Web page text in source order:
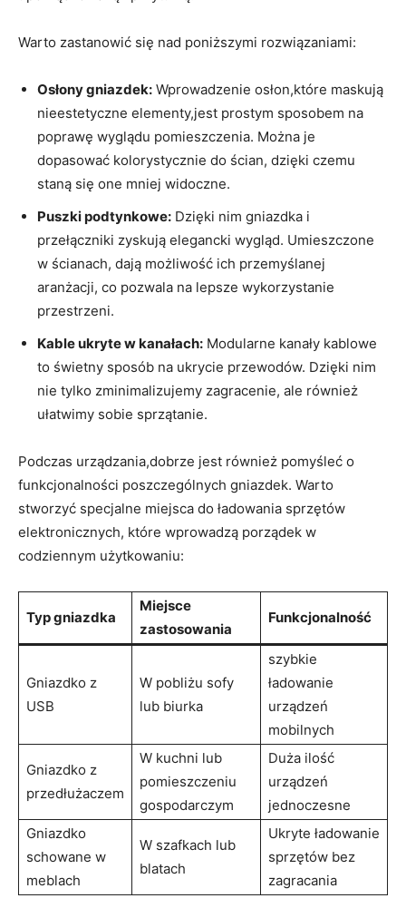
Warto zastanowić się nad poniższymi⁢ rozwiązaniami:
Osłony gniazdek: Wprowadzenie osłon,które maskują
nieestetyczne⁣ elementy,jest prostym⁢ sposobem na‍
poprawę wyglądu pomieszczenia. ⁣Można je
dopasować ⁢kolorystycznie do ścian, dzięki czemu‍
staną się one mniej widoczne.
Puszki ​podtynkowe: Dzięki nim gniazdka i
przełączniki zyskują elegancki wygląd. Umieszczone
‌w ⁢ścianach, dają możliwość ich⁤ przemyślanej
aranżacji, co pozwala na lepsze wykorzystanie
przestrzeni.
Kable ​ukryte ⁣w kanałach: Modularne kanały kablowe
to świetny sposób na ‌ukrycie przewodów. ‍Dzięki ‌nim
nie tylko ‌zminimalizujemy zagracenie, ⁣ale również
ułatwimy sobie sprzątanie.
Podczas urządzania,dobrze jest również pomyśleć o
funkcjonalności ‌poszczególnych gniazdek. Warto
stworzyć specjalne miejsca do ‍ładowania sprzętów
elektronicznych, które wprowadzą porządek ⁤w
codziennym użytkowaniu:
Typ gniazdka
Miejsce
zastosowania
Funkcjonalność
Gniazdko z ​
USB
W pobliżu sofy
lub biurka
szybkie
ładowanie
‌urządzeń
mobilnych
Gniazdko z
⁢przedłużaczem
W kuchni lub
pomieszczeniu
gospodarczym
Duża ilość⁤
urządzeń
jednoczesne
Gniazdko⁢
schowane w
meblach
W szafkach ⁤lub
blatach
Ukryte‍ ładowanie
sprzętów bez⁣
zagracania